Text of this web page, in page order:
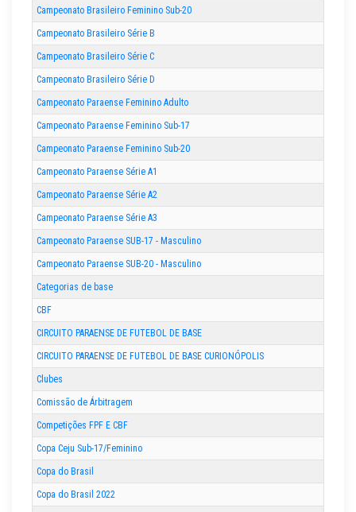
Campeonato Brasileiro Feminino Sub-20
Campeonato Brasileiro Série B
Campeonato Brasileiro Série C
Campeonato Brasileiro Série D
Campeonato Paraense Feminino Adulto
Campeonato Paraense Feminino Sub-17
Campeonato Paraense Feminino Sub-20
Campeonato Paraense Série A1
Campeonato Paraense Série A2
Campeonato Paraense Série A3
Campeonato Paraense SUB-17 - Masculino
Campeonato Paraense SUB-20 - Masculino
Categorias de base
CBF
CIRCUITO PARAENSE DE FUTEBOL DE BASE
CIRCUITO PARAENSE DE FUTEBOL DE BASE CURIONÓPOLIS
Clubes
Comissão de Árbitragem
Competições FPF E CBF
Copa Ceju Sub-17/Feminino
Copa do Brasil
Copa do Brasil 2022